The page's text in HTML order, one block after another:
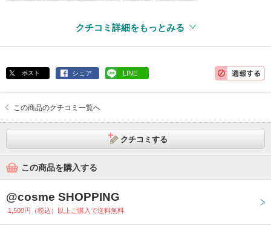
クチコミ詳細をもっとみる
ポスト シェア LINE
この商品のクチコミ一覧へ
クチコミする
この商品を購入する
@cosme SHOPPING
1,500円（税込）以上ご購入で送料無料